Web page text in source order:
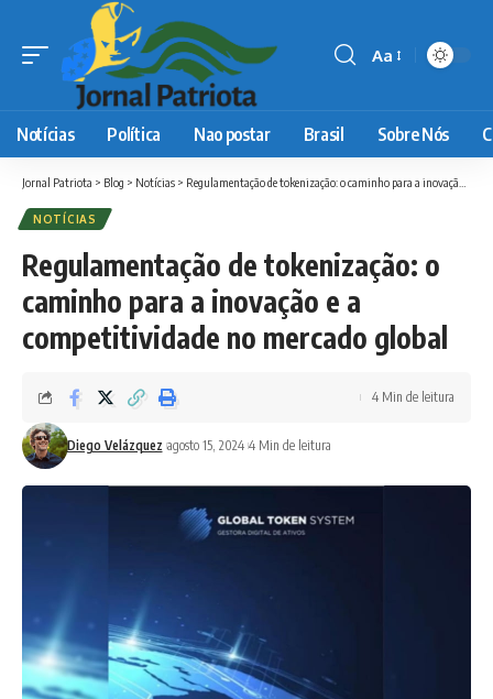
Font
Aa
Notícias Política Nao postar Brasil Sobre Nós
Jornal Patriota > Blog > Notícias > Regulamentação de tokenização: o caminho para a inovação e a competitividade no mercado global
NOTÍCIAS
Regulamentação de tokenização: o
caminho para a inovação e a
competitividade no mercado global
Diego Velázquez agosto 15, 2024 4 Min de leitura
4 Min de leitura